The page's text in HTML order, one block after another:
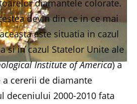
diamantele colorate.
devin din ce in ce mai
este situatia in cazul
si in cazul Statelor Unite ale
Institute of America) a
cererii de diamante
deceniului 2000-2010 fata